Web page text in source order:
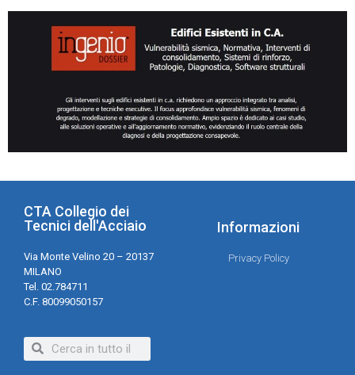
CTA Collegio dei
Tecnici dell'Acciaio
Via Monte Velino 20 – 20137
MILANO
Tel. 02.784711
C.F. 80099050157
Informazioni
Privacy Policy